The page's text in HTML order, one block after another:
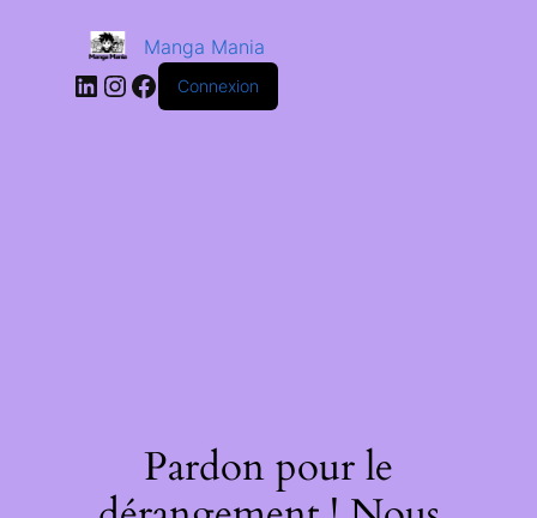
Manga Mania
Connexion
Pardon pour le